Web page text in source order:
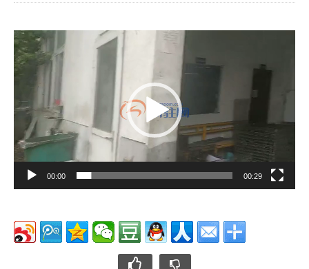
视
频
播
器
00:00 00:29